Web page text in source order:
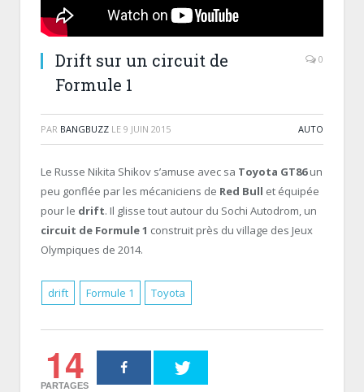
Drift sur un circuit de
Formule 1
0
PAR BANGBUZZ LE 9 JUIN 2015 AUTO
Le Russe Nikita Shikov s’amuse avec sa Toyota GT86un
peu gonflée par les mécaniciens de Red Bull et équipée
pour le drift. Il glisse tout autour du Sochi Autodrom, un
circuit de Formule 1 construit près du village des Jeux
Olympiques de 2014.
drift Formule 1 Toyota
14
PARTAGES